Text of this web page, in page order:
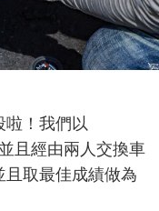
啦！我們以
且經由兩人交換車
取最佳成績做為